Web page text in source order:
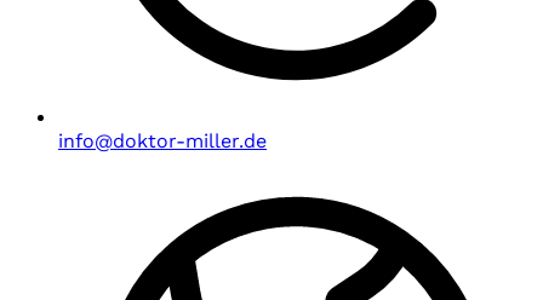
info@doktor-miller.de